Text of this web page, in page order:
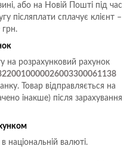
або на Новій Пошті під час
післяплати сплачує клієнт –
грн.
на розрахунковий рахунок
Товар відправляється на
інакше) після зарахування
національній валюті.